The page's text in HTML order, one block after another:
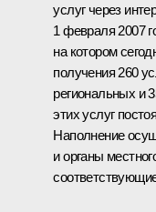
услуг через
1 февраля 2007
на котором
получения 260
региональных и
этих услуг
Наполнение
и органы